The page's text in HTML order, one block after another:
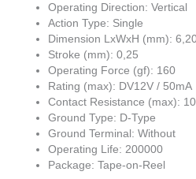
Operating Direction: Vertical
Action Type: Single
Dimension LxWxH (mm):
Stroke (mm): 0,25
Operating Force (gf): 160
Rating (max): DV12V / 50mA
Contact Resistance (max):
Ground Type: D-Type
Ground Terminal: Without
Operating Life: 200000
Package: Tape-on-Reel